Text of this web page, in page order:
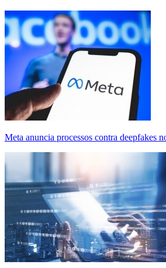
Meta anuncia processos contra deepfakes